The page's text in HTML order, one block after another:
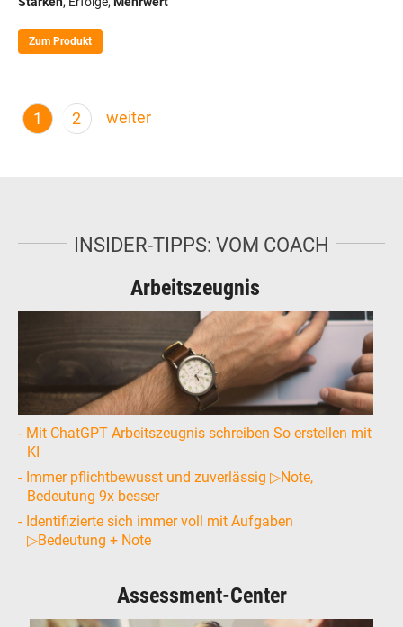
Zum Produkt
1 2 weiter
INSIDER-TIPPS: VOM COACH
Arbeitszeugnis
Mit ChatGPT Arbeitszeugnis schreiben So erstellen mit
KI
Immer pflichtbewusst und zuverlässig ▷Note,
Bedeutung 9x besser
Identifizierte sich immer voll mit Aufgaben
▷Bedeutung + Note
Assessment-Center